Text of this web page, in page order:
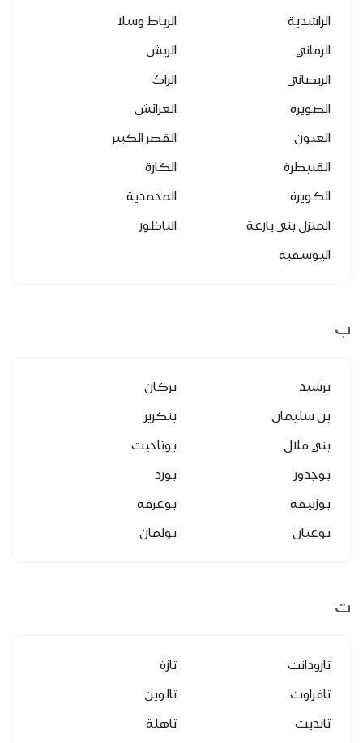
الراشدية
الرباط وسلا
الرماني
الريش
الريصاني
الزاك
الصويرة
العرائش
العيون
القصر الكبير
القنيطرة
الكارة
الكويرة
المحمدية
المنزل بني يازغة
الناظور
اليوسفبة
ب
برشيد
بركان
بن سليمان
بنكرير
بني ملال
بوتاجيت
بوجدور
بورد
بوزنيقة
بوعرفة
بوعنان
بولمان
ت
تارودانت
تازة
تافراوت
تالوين
تانديت
تاهلة